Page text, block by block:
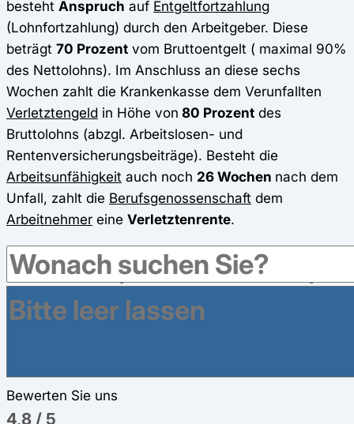
besteht Anspruch auf Entgeltfortzahlung
(Lohnfortzahlung) durch den Arbeitgeber. Diese
beträgt 70 Prozent vom Bruttoentgelt ( maximal 90%
des Nettolohns). Im Anschluss an diese sechs
Wochen zahlt die Krankenkasse dem Verunfallten
Verletztengeld in Höhe von 80 Prozent des
Bruttolohns (abzgl. Arbeitslosen- und
Rentenversicherungsbeiträge). Besteht die
Arbeitsunfähigkeit auch noch 26 Wochen nach dem
Unfall, zahlt die Berufsgenossenschaft dem
Arbeitnehmer eine Verletztenrente.
Es ist zu beachten, dass bei einem Arbeitsunfall die
freieArztwahleingeschränkt ist. Die Behandlung
sollte daher durch einen speziell zugelassenen
Durchgangsarzterfolgen, andernfalls kann es
Bewerten Sie uns
4,8 / 5